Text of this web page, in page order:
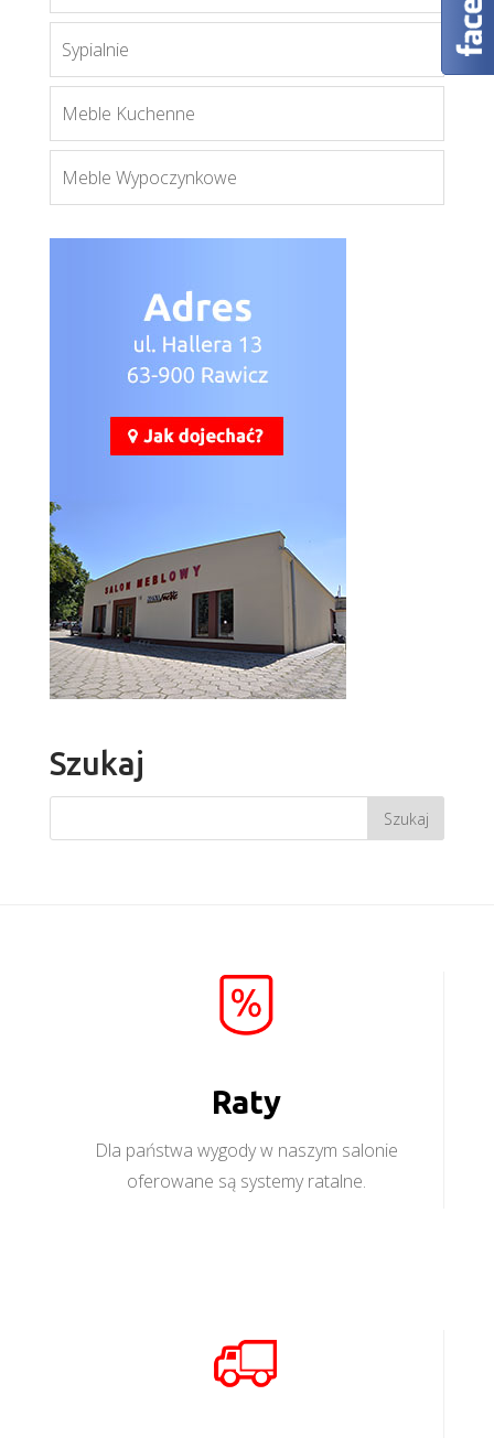
Więcej
Sypialnie
Meble Kuchenne
Meble Wypoczynkowe
Szukaj
Raty
Dla państwa wygody w naszym salonie
oferowane są systemy ratalne.